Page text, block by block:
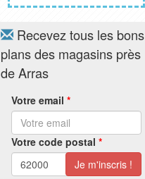
Recevez tous les bons
plans des magasins près
de Arras
Votre email *
Votre code postal *